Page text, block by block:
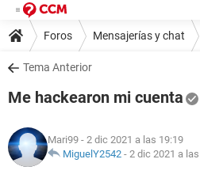
Foros Mensajerías y chat
Tema Anterior
Me hackearon mi cuenta
Mari99 - 2 dic 2021 a las 19:19
MiguelY2542 - 2 dic 2021 a